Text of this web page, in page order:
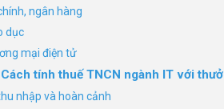
ngân hàng
dục
mại điện tử
tính thuế TNCN ngành IT với
nhập và hoàn cảnh